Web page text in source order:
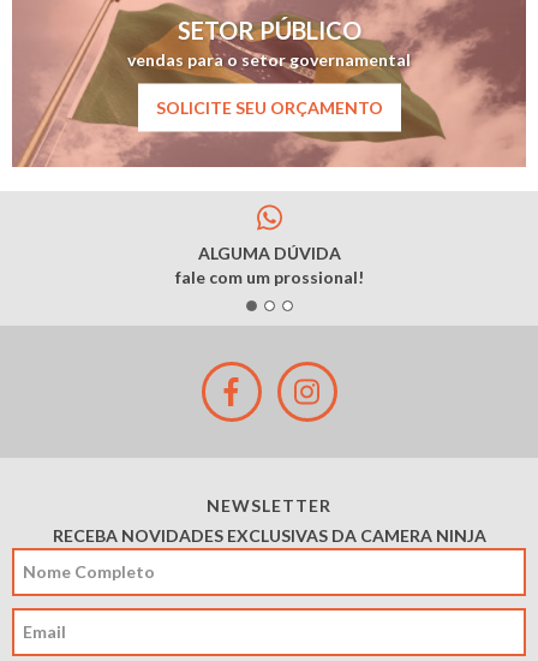
SETOR PÚBLICO
vendas para o setor governamental
SOLICITE SEU ORÇAMENTO
ALGUMA DÚVIDA
fale com um prossional!
NEWSLETTER
RECEBA NOVIDADES EXCLUSIVAS DA CAMERA NINJA